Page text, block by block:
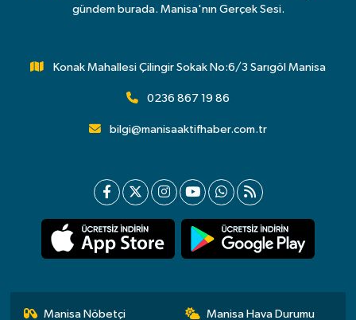
gündem burada. Manisa'nın Gerçek Sesi.
Konak Mahallesi Çilingir Sokak No:6/3 Sarıgöl Manisa
0236 867 19 86
bilgi@manisaaktifhaber.com.tr
Manisa Nöbetçi Manisa Hava Durumu